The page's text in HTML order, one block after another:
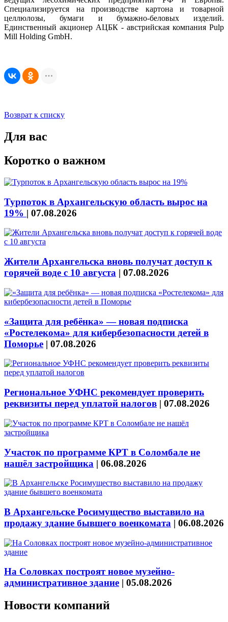
Специализируется на производстве картона и товарной
целлюлозы, бумаги и бумажно-беловых изделий.
Единственный акционер АЦБК - австрийская компания Pulp
Mill Holding GmbH.
Возврат к списку
Для вас
Коротко о важном
Турпоток в Архангельскую область вырос на
19% | 07.08.2026
Жители Архангельска вновь получат доступ к
горячей воде с 10 августа | 07.08.2026
«Защита для ребёнка» — новая подписка
«Ростелекома» для кибербезопасности детей в
Поморье | 07.08.2026
Региональное УФНС рекомендует проверить
реквизиты перед уплатой налогов | 07.08.2026
Участок по программе КРТ в Соломбале не
нашёл застройщика | 06.08.2026
В Архангельске Росимущество выставило на
продажу здание бывшего военкомата | 06.08.2026
На Соловках построят новое музейно-
административное здание | 05.08.2026
Новости компаний